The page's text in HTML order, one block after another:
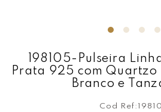
198105-Pulseira
Prata 925 com Quartzo
Branco e
Cod Ref: